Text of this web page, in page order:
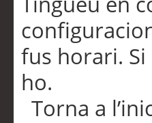
fus horari.
ho.
Torna a